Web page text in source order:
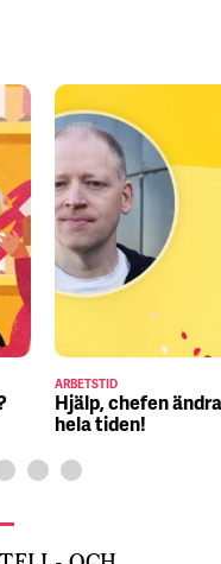
ARBETSTID
Hjälp, chefen
hela tiden!